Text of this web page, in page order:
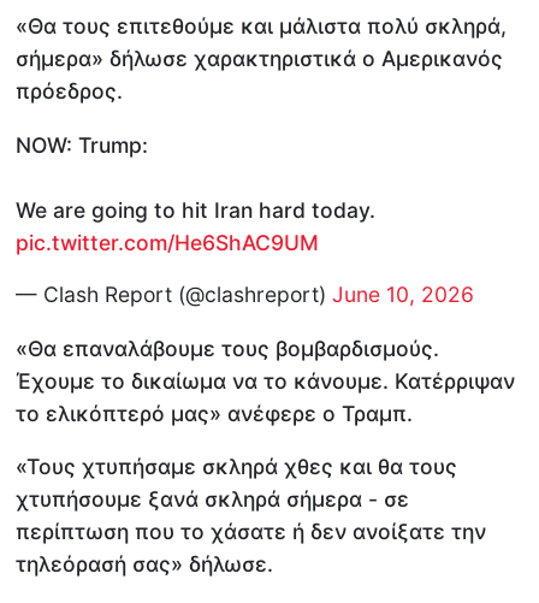
«Θα τους επιτεθούμε και μάλιστα πολύ σκληρά,
σήμερα» δήλωσε χαρακτηριστικά ο Αμερικανός
πρόεδρος.
NOW: Trump:
We are going to hit Iran hard today.
pic.twitter.com/He6ShAC9UM
— Clash Report (@clashreport)June 10, 2026
«Θα επαναλάβουμε τους βομβαρδισμούς.
Έχουμε το δικαίωμα να το κάνουμε. Κατέρριψαν
το ελικόπτερό μας» ανέφερε ο Τραμπ.
«Τους χτυπήσαμε σκληρά χθες και θα τους
χτυπήσουμε ξανά σκληρά σήμερα - σε
περίπτωση που το χάσατε ή δεν ανοίξατε την
τηλεόρασή σας» δήλωσε.